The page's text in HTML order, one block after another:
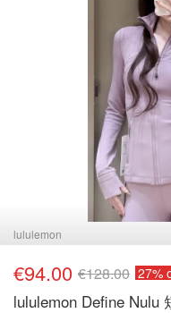
lululemon
€94.00 €128.00 27%
lululemon Define Nulu